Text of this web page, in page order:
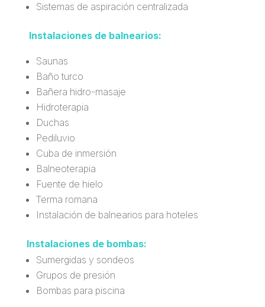
Sistemas de aspiración centralizada
Instalaciones de balnearios:
Saunas
Baño turco
Bañera hidro-masaje
Hidroterapia
Duchas
Pediluvio
Cuba de inmersión
Balneoterapia
Fuente de hielo
Terma romana
Instalación de balnearios para hoteles
Instalaciones de bombas:
Sumergidas y sondeos
Grupos de presión
Bombas para piscina